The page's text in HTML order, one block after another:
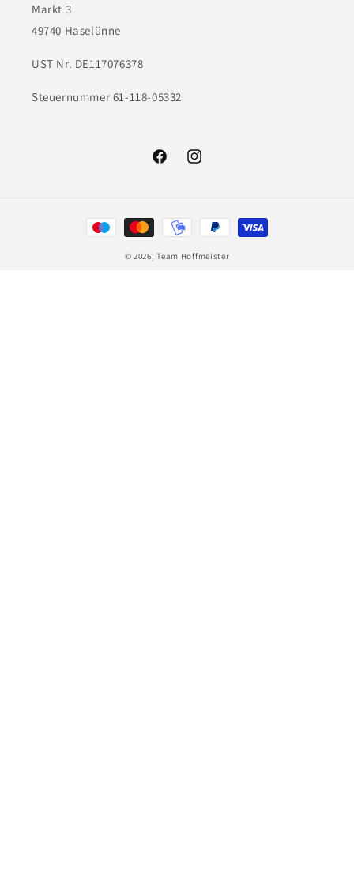
Markt 3
49740 Haselünne
UST Nr. DE117076378
Steuernummer 61-118-05332
FacebookInstagram
Zahlungsmethoden
© 2026,Team Hoffmeister